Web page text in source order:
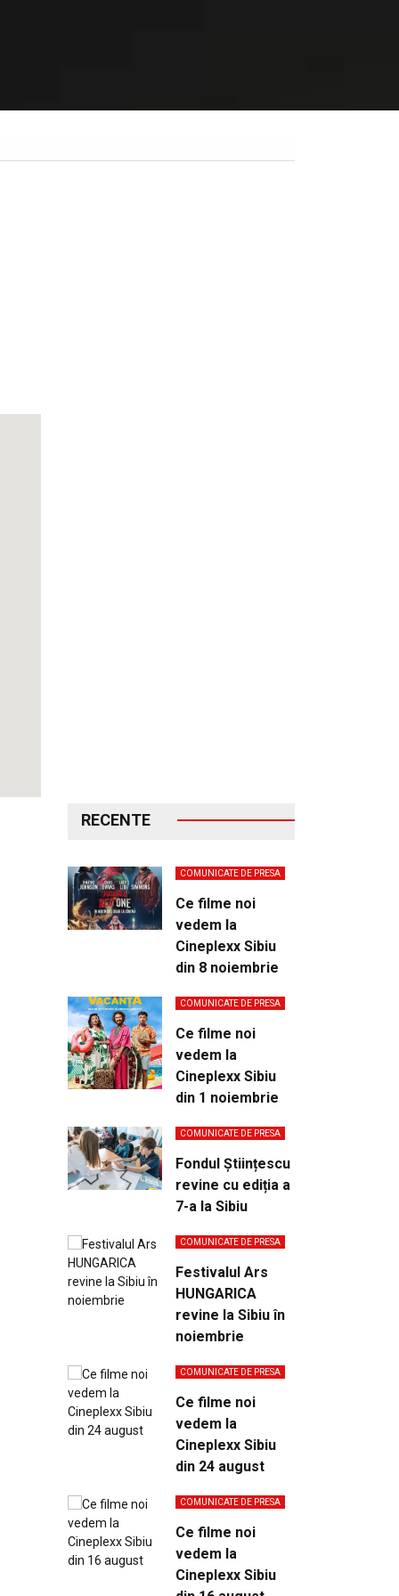
RECENTE
COMUNICATE DE PRESA
Ce filme noi
vedem la
Cineplexx Sibiu
din 8 noiembrie
COMUNICATE DE PRESA
Ce filme noi
vedem la
Cineplexx Sibiu
din 1 noiembrie
COMUNICATE DE PRESA
Fondul Științescu
revine cu ediția a
7-a la Sibiu
COMUNICATE DE PRESA
Festivalul Ars
HUNGARICA
revine la Sibiu în
noiembrie
COMUNICATE DE PRESA
Ce filme noi
vedem la
Cineplexx Sibiu
din 24 august
COMUNICATE DE PRESA
Ce filme noi
vedem la
Cineplexx Sibiu